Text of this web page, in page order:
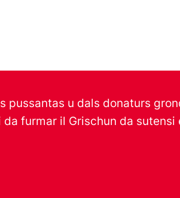
pussantas u dals donaturs
furmar il Grischun da sutensi